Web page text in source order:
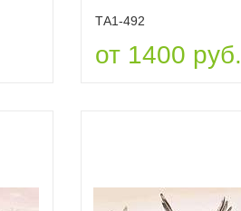
ТА1-492
от 1400 руб.